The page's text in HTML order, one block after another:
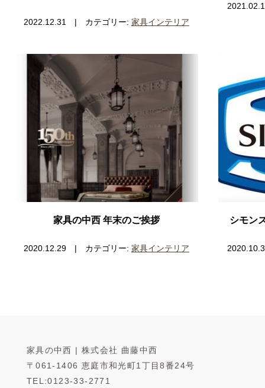
2022.12.31 | カテゴリー: 家具インテリア
家具の中西 年末のご挨拶
2020.12.29 | カテゴリー: 家具インテリア
シモン
家具の中西 | 株式会社 曲藤中西
〒061-1406 恵庭市和光町1丁目8番24号
TEL:0123-33-2771